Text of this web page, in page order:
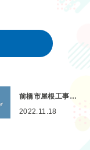
前橋市屋根工事…
2022.11.18